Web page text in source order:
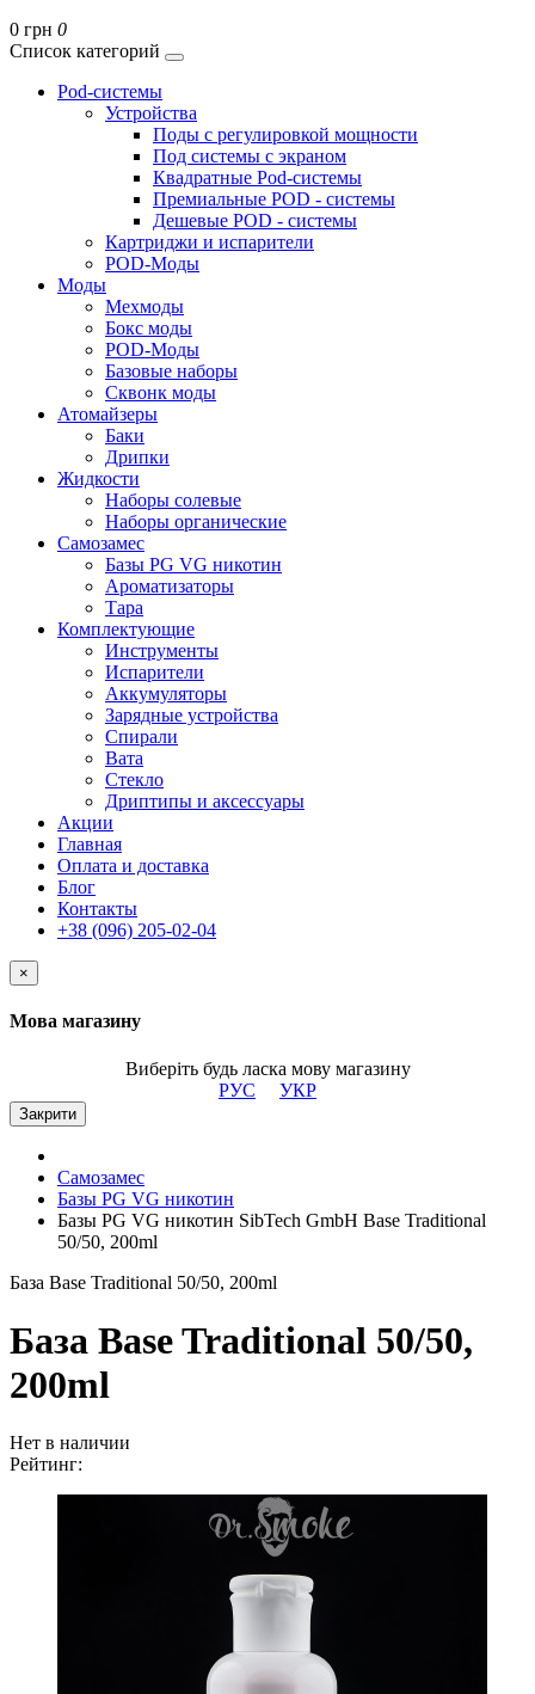
0 грн 0
Список категорий
Pod-системы
Устройства
Поды с регулировкой мощности
Под системы с экраном
Квадратные Pod-системы
Премиальные POD - системы
Дешевые POD - системы
Картриджи и испарители
POD-Моды
Моды
Мехмоды
Бокс моды
POD-Моды
Базовые наборы
Сквонк моды
Атомайзеры
Баки
Дрипки
Жидкости
Наборы солевые
Наборы органические
Самозамес
Базы PG VG никотин
Ароматизаторы
Тара
Комплектующие
Инструменты
Испарители
Аккумуляторы
Зарядные устройства
Спирали
Вата
Стекло
Дриптипы и аксессуары
Акции
Главная
Оплата и доставка
Блог
Контакты
+38 (096) 205-02-04
×
Мова магазину
Виберіть будь ласка мову магазину
РУС
УКР
Закрити
Самозамес
Базы PG VG никотин
Базы PG VG никотин SibTech GmbH Base Traditional
50/50, 200ml
База Base Traditional 50/50, 200ml
База Base Traditional 50/50,
200ml
Нет в наличии
Рейтинг: